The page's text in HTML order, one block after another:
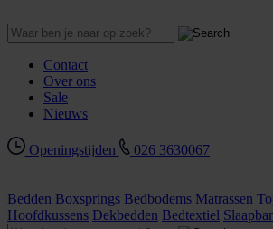
Contact
Over ons
Sale
Nieuws
Openingstijden 026 3630067
Bedden Boxsprings Bedbodems Matrassen
Hoofdkussens Dekbedden Bedtextiel